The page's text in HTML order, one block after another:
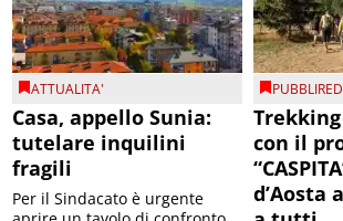
ATTUALITA'
Casa, appello Sunia:
tutelare inquilini
fragili
Per il Sindacato è urgente
con il
d’Aosta